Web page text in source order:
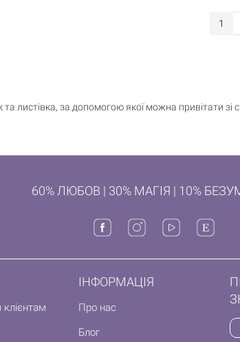
1
листівка, за допомогою якої можна привітати
60% ЛЮБОВ | 30% МАГІЯ | 10%
ІНФОРМАЦІЯ
Про нас
Блог